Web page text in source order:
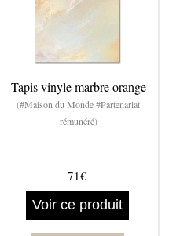
Tapis vinyle marbre orange
(#Maison du Monde #Partenariat
rémunéré)
71€
Voir ce produit